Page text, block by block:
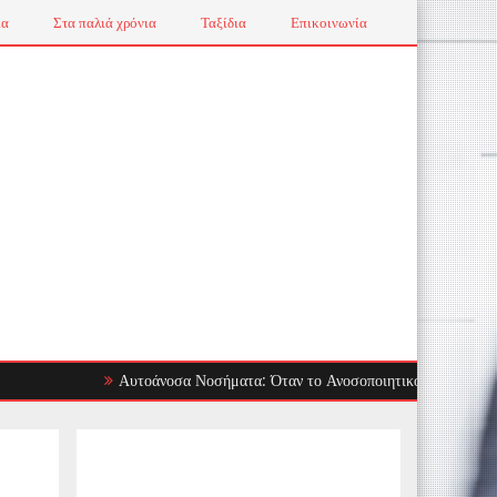
Στα παλιά χρόνια Ταξίδια Επικοινωνία
Αυτοάνοσα Νοσήματα: Όταν το Ανοσοποιητικό Στρέφεται